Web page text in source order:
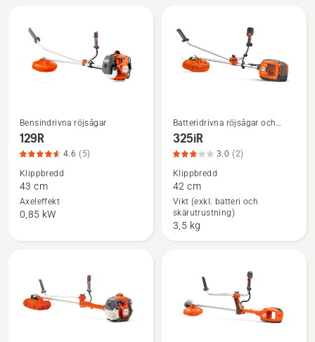
Se
mer
om
129R,
produktbetyg
Bensindrivna röjsågar
129R
4.6 (5)
Klippbredd
43 cm
Axeleffekt
0,85 kW
Se
mer
om
325iR,
produktbetyg
Batteridrivna röjsågar och
elektriska röjsågar
325iR
3.0 (2)
Klippbredd
42 cm
Vikt (exkl. batteri och
skärutrustning)
3,5 kg